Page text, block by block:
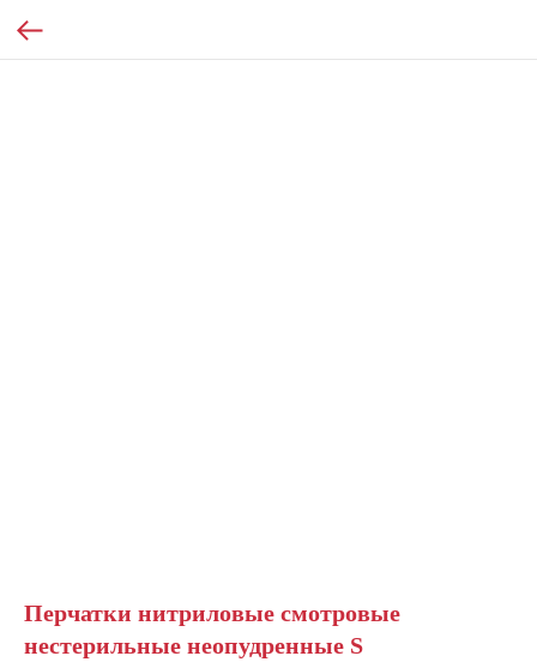
Перчатки нитриловые смотровые
нестерильные неопудренные S